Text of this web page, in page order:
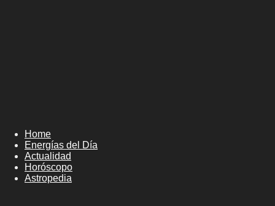
Home
Energías del Día
Actualidad
Horóscopo
Astropedia